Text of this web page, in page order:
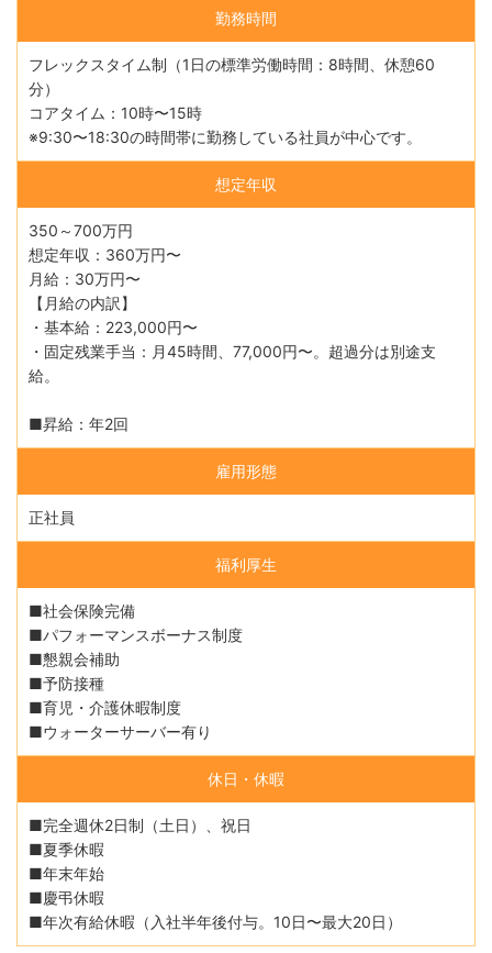
勤務時間
フレックスタイム制（1日の標準労働時間：8時間、休憩60
分）
コアタイム：10時〜15時
※9:30〜18:30の時間帯に勤務している社員が中心です。
想定年収
350～700万円
想定年収：360万円〜
月給：30万円〜
【月給の内訳】
・基本給：223,000円〜
・固定残業手当：月45時間、77,000円〜。超過分は別途支
給。
■昇給：年2回
雇用形態
正社員
福利厚生
■社会保険完備
■パフォーマンスボーナス制度
■懇親会補助
■予防接種
■育児・介護休暇制度
■ウォーターサーバー有り
休日・休暇
■完全週休2日制（土日）、祝日
■夏季休暇
■年末年始
■慶弔休暇
■年次有給休暇（入社半年後付与。10日〜最大20日）